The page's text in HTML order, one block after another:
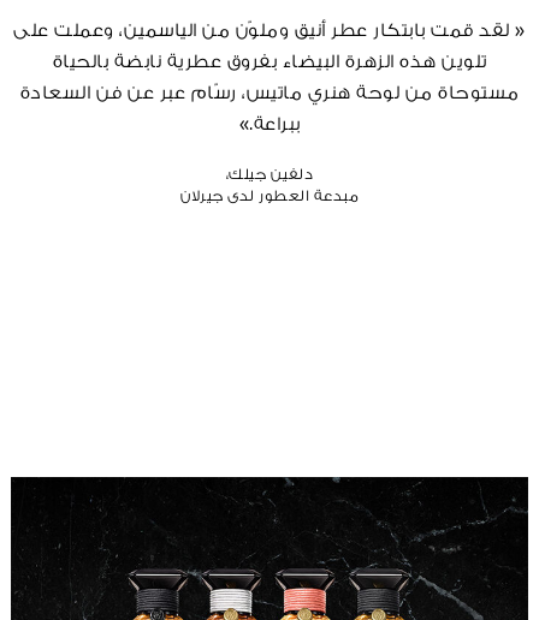
« لقد قمت بابتكار عطر أنيق وملوّن من الياسمين، وعملت على
تلوين هذه الزهرة البيضاء بفروق عطرية نابضة بالحياة
مستوحاة من لوحة هنري ماتيس، رسّام عبر عن فن السعادة
ببراعة.»
دلفين جيلك،
مبدعة العطور لدى جيرلان